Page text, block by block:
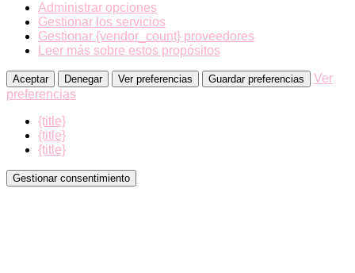
Administrar opciones
Gestionar los servicios
Gestionar {vendor_count} proveedores
Leer más sobre estos propósitos
Aceptar Denegar Ver preferencias Guardar preferencias
Ver
preferencias
{title}
{title}
{title}
Gestionar consentimiento